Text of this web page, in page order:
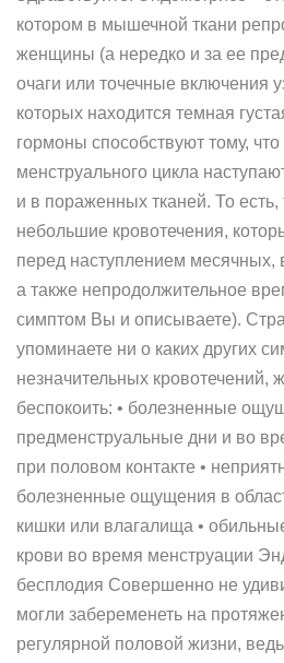
котором в мышечной ткани
женщины (а нередко и за ее
очаги или точечные включения
которых находится темная
гормоны способствуют тому,
менструального цикла
и в пораженных тканей. То
небольшие кровотечения,
перед наступлением месячных,
а также непродолжительное
симптом Вы и описываете).
упоминаете ни о каких других
незначительных кровотечений,
беспокоить: • болезненные
предменструальные дни и во
при половом контакте •
болезненные ощущения в
кишки или влагалища •
крови во время менструации
бесплодия Совершенно не
могли забеременеть на
регулярной половой жизни,